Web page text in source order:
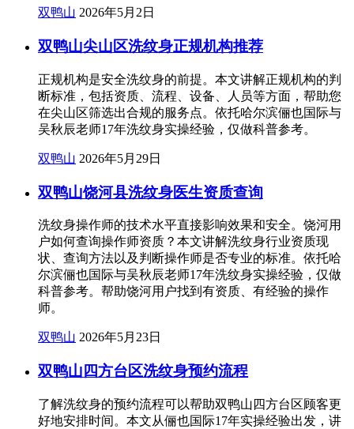
双鸭山 2026年5月2日
双鸭山尖山区洗纹身正规机构推荐
正规机构是安全洗纹身的前提。本文讲解正规机构的判
断标准，包括资质、流程、设备、人员等方面，帮助您
在尖山区筛选出合规的服务点。依托哈尔滨俪也国际与
吴秋辰老师17年洗纹身实操经验，仅做科普参考。
双鸭山 2026年5月29日
双鸭山饶河县洗纹身医生资质查询
洗纹身操作师的技术水平直接影响效果和安全。饶河用
户如何查询操作师资质？本文讲解洗纹身行业资质现
状、查询方法以及判断操作师是否专业的标准。依托哈
尔滨俪也国际与吴秋辰老师17年洗纹身实操经验，仅做
科普参考。帮助饶河用户找到有资质、有经验的操作
师。
双鸭山 2026年5月23日
双鸭山四方台区洗纹身预约流程
了解洗纹身的预约流程可以帮助双鸭山四方台区顾客更
好地安排时间。本文从俪也国际17年实操经验出发，讲